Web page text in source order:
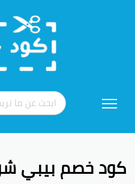
إلى
كود خصم بيبي